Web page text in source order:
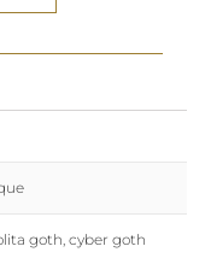
de centimètres, la
à chacun
goth, cyber goth